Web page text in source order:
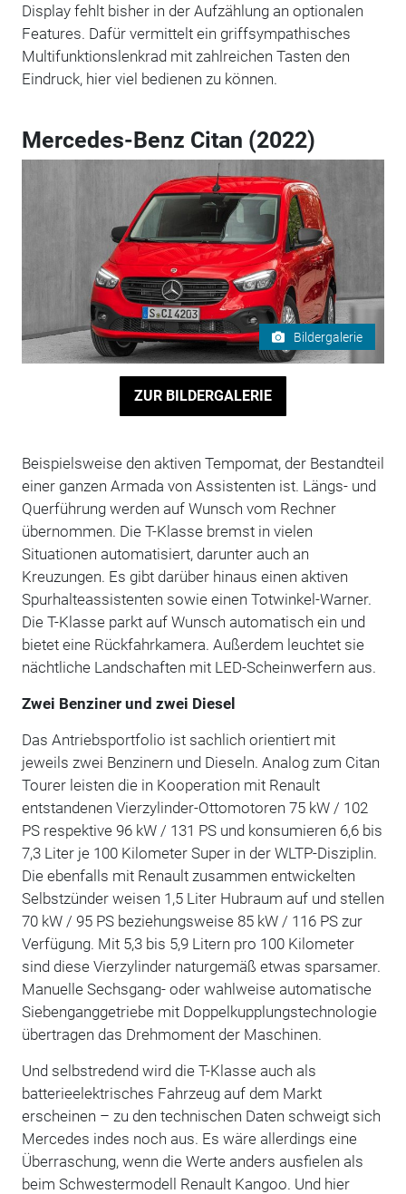
Display fehlt bisher in der Aufzählung an optionalen
Features. Dafür vermittelt ein griffsympathisches
Multifunktionslenkrad mit zahlreichen Tasten den
Eindruck, hier viel bedienen zu können.
Mercedes-Benz Citan (2022)
Bildergalerie
ZUR BILDERGALERIE
Beispielsweise den aktiven Tempomat, der Bestandteil
einer ganzen Armada von Assistenten ist. Längs- und
Querführung werden auf Wunsch vom Rechner
übernommen. Die T-Klasse bremst in vielen
Situationen automatisiert, darunter auch an
Kreuzungen. Es gibt darüber hinaus einen aktiven
Spurhalteassistenten sowie einen Totwinkel-Warner.
Die T-Klasse parkt auf Wunsch automatisch ein und
bietet eine Rückfahrkamera. Außerdem leuchtet sie
nächtliche Landschaften mit LED-Scheinwerfern aus.
Zwei Benziner und zwei Diesel
Das Antriebsportfolio ist sachlich orientiert mit
jeweils zwei Benzinern und Dieseln. Analog zum Citan
Tourer leisten die in Kooperation mit Renault
entstandenen Vierzylinder-Ottomotoren 75 kW / 102
PS respektive 96 kW / 131 PS und konsumieren 6,6 bis
7,3 Liter je 100 Kilometer Super in der WLTP-Disziplin.
Die ebenfalls mit Renault zusammen entwickelten
Selbstzünder weisen 1,5 Liter Hubraum auf und stellen
70 kW / 95 PS beziehungsweise 85 kW / 116 PS zur
Verfügung. Mit 5,3 bis 5,9 Litern pro 100 Kilometer
sind diese Vierzylinder naturgemäß etwas sparsamer.
Manuelle Sechsgang- oder wahlweise automatische
Siebenganggetriebe mit Doppelkupplungstechnologie
übertragen das Drehmoment der Maschinen.
Und selbstredend wird die T-Klasse auch als
batterieelektrisches Fahrzeug auf dem Markt
erscheinen – zu den technischen Daten schweigt sich
Mercedes indes noch aus. Es wäre allerdings eine
Überraschung, wenn die Werte anders ausfielen als
beim Schwestermodell Renault Kangoo. Und hier